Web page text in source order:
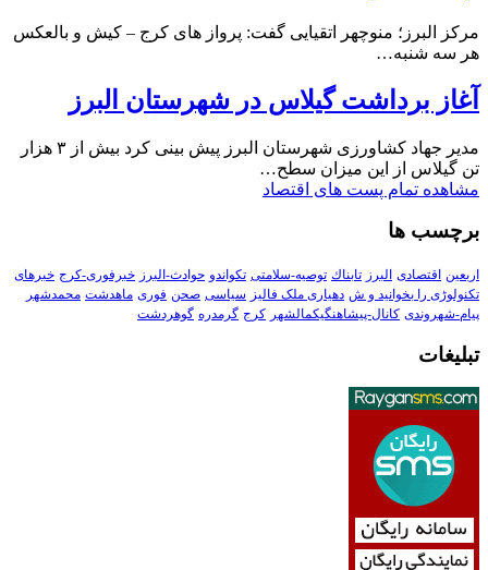
مرکز البرز؛ منوچهر اتقیایی گفت: پرواز های کرج – کیش و بالعکس
هر سه شنبه…
آغاز برداشت گیلاس در شهرستان البرز
مدیر جهاد کشاورزی شهرستان البرز پیش بینی کرد بیش از ۳ هزار
تن گیلاس از این میزان سطح…
مشاهده تمام پست های اقتصاد
برچسب ها
اربعین اقتصادی البرز تابناك توصیه-سلامتی تکواندو حوادث-البرز خبرفوری-کرج خبرهای
تکنولوڑی را بخوانید و ش دهیاری ملک فالیز سیاسی صحن فوری ماهدشت محمدشهر
پیام-شهروندی کانال-پیشاهنگیکمالشهر کرج گرمدره گوهردشت
تبلیغات